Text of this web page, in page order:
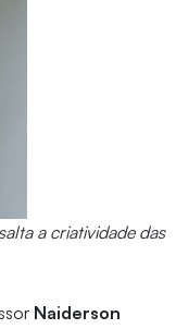
a criatividade das
Naiderson